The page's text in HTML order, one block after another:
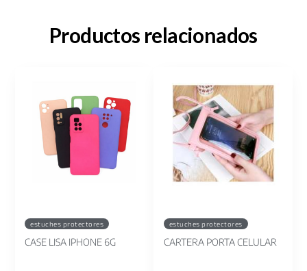
Productos relacionados
estuches protectores
CASE LISA IPHONE 6G
estuches protectores
CARTERA PORTA CELULAR